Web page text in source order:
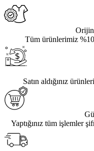
Tüm ürünlerimiz
Satın aldığınız
Yaptığınız tüm işlemler